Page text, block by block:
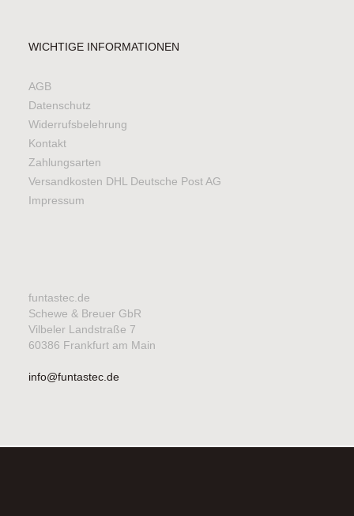
WICHTIGE INFORMATIONEN
AGB
Datenschutz
Widerrufsbelehrung
Kontakt
Zahlungsarten
Versandkosten DHL Deutsche Post AG
Impressum
funtastec.de
Schewe & Breuer GbR
Vilbeler Landstraße 7
60386 Frankfurt am Main
info@funtastec.de